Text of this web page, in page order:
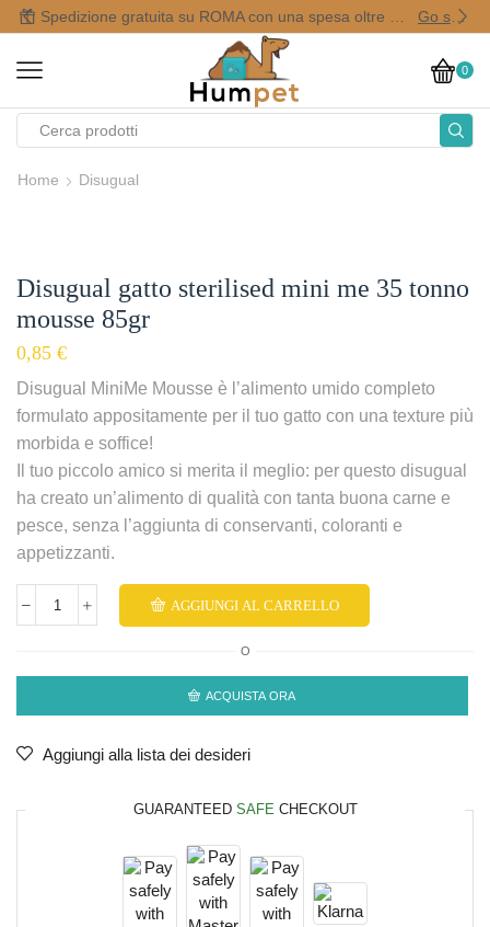
Go shop
0
Home Disugual
Disugual gatto sterilised mini me 35 tonno
mousse 85gr
0,85 €
Disugual MiniMe Mousse è l’alimento umido completo
formulato appositamente per il tuo gatto con una texture più
morbida e soffice!
Il tuo piccolo amico si merita il meglio: per questo disugual
ha creato un’alimento di qualità con tanta buona carne e
pesce, senza l’aggiunta di conservanti, coloranti e
appetizzanti.
AGGIUNGI AL CARRELLO
O
ACQUISTA ORA
Aggiungi alla lista dei desideri
GUARANTEED SAFE CHECKOUT